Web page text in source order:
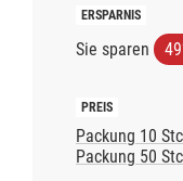
Sie sparen
Packung 10
Packung 50